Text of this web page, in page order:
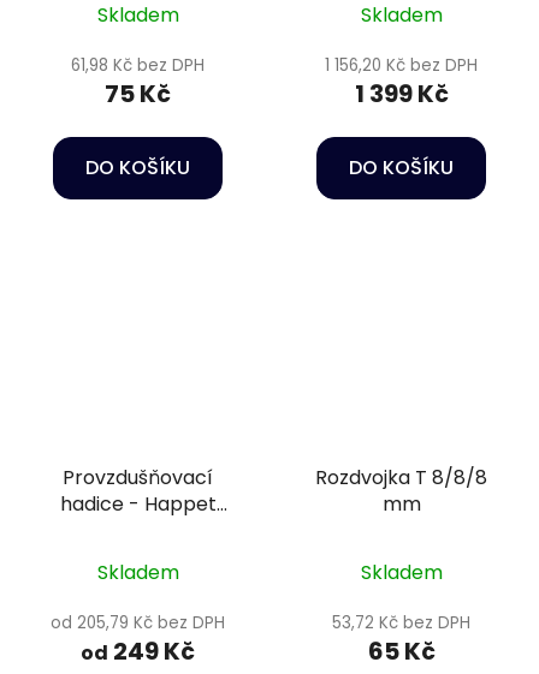
Skladem
61,98 Kč bez DPH
75 Kč
DO KOŠÍKU
Skladem
1 156,20 Kč bez DPH
1 399 Kč
DO KOŠÍKU
Provzdušňovací
hadice - Happet
Skladem
od 205,79 Kč bez DPH
od 249 Kč
Rozdvojka T 8/8/8
mm
Skladem
53,72 Kč bez DPH
65 Kč